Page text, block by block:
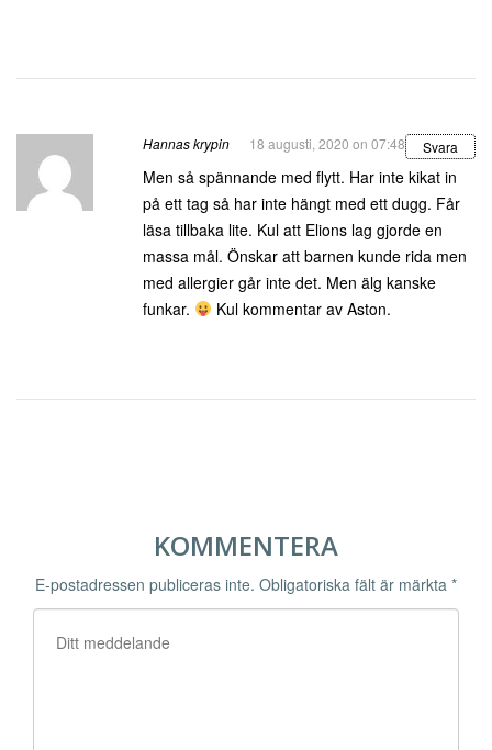
Hannas krypin 18 augusti, 2020 on 07:48 Svara
Men så spännande med flytt. Har inte kikat in
på ett tag så har inte hängt med ett dugg. Får
läsa tillbaka lite. Kul att Elions lag gjorde en
massa mål. Önskar att barnen kunde rida men
med allergier går inte det. Men älg kanske
funkar.
Kul kommentar av Aston.
KOMMENTERA
E-postadressen publiceras inte. Obligatoriska fält är märkta *